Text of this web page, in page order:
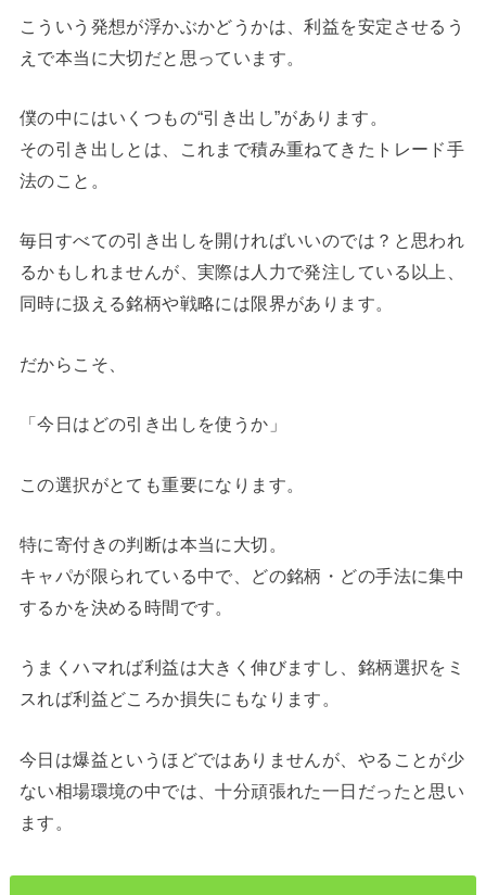
こういう発想が浮かぶかどうかは、利益を安定させるう
えで本当に大切だと思っています。
僕の中にはいくつもの“引き出し”があります。
その引き出しとは、これまで積み重ねてきたトレード手
法のこと。
毎日すべての引き出しを開ければいいのでは？と思われ
るかもしれませんが、実際は人力で発注している以上、
同時に扱える銘柄や戦略には限界があります。
だからこそ、
「今日はどの引き出しを使うか」
この選択がとても重要になります。
特に寄付きの判断は本当に大切。
キャパが限られている中で、どの銘柄・どの手法に集中
するかを決める時間です。
うまくハマれば利益は大きく伸びますし、銘柄選択をミ
スれば利益どころか損失にもなります。
今日は爆益というほどではありませんが、やることが少
ない相場環境の中では、十分頑張れた一日だったと思い
ます。